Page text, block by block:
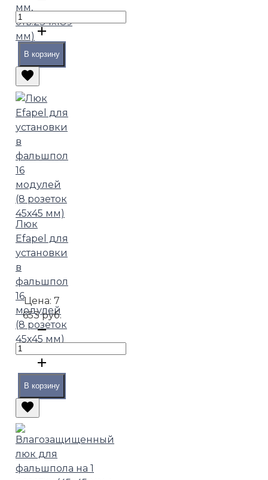
мм,
отв.234х189
мм)
В корзину
Люк
Efapel для
установки
в
фальшпол
16
модулей
(8 розеток
45х45 мм)
Цена:7
653 руб.
В корзину